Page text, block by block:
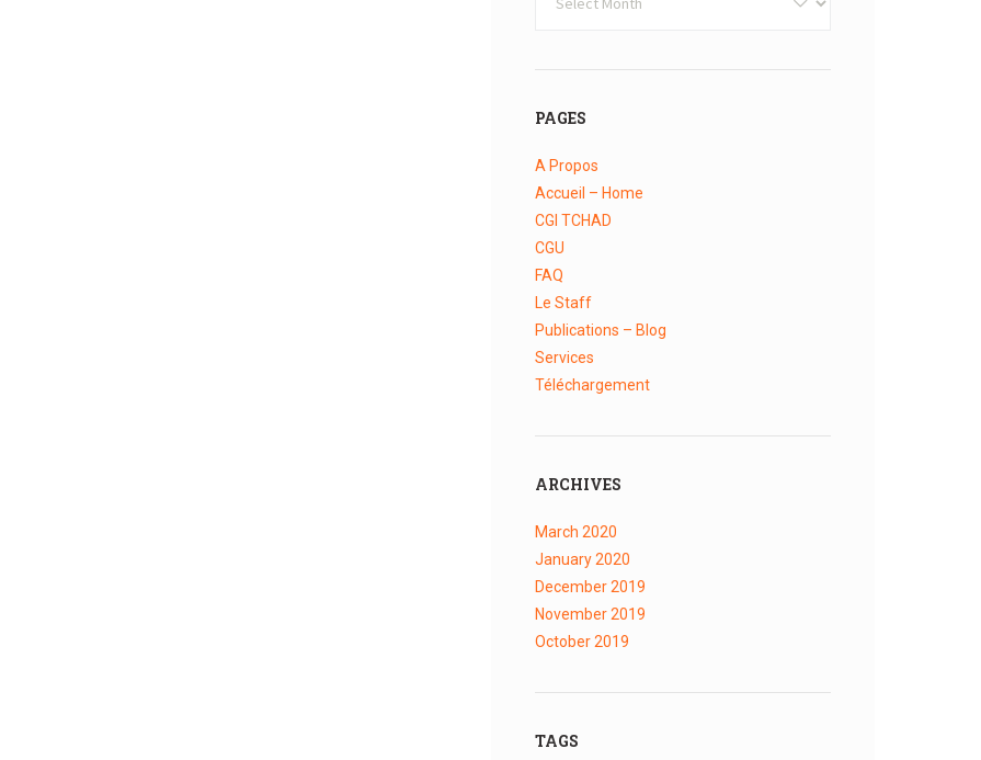
PAGES
A Propos
Accueil – Home
CGI TCHAD
CGU
FAQ
Le Staff
Publications – Blog
Services
Téléchargement
ARCHIVES
March 2020
January2020
December2019
November2019
October2019
TAGS